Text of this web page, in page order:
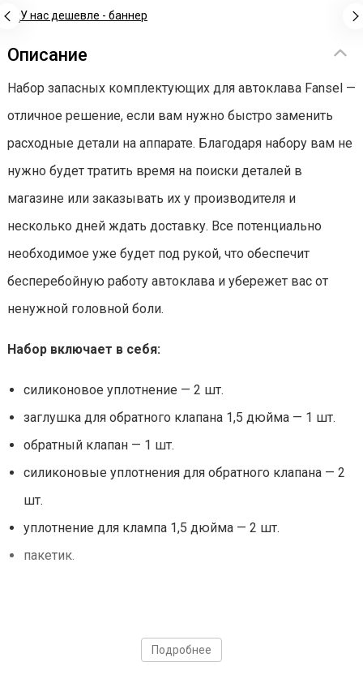
Описание
Набор запасных комплектующих для автоклава Fansel —
отличное решение, если вам нужно быстро заменить
расходные детали на аппарате. Благодаря набору вам не
нужно будет тратить время на поиски деталей в
магазине или заказывать их у производителя и
несколько дней ждать доставку. Все потенциально
необходимое уже будет под рукой, что обеспечит
бесперебойную работу автоклава и убережет вас от
ненужной головной боли.
Набор включает в себя:
силиконовое уплотнение — 2 шт.
заглушка для обратного клапана 1,5 дюйма — 1 шт.
обратный клапан — 1 шт.
силиконовые уплотнения для обратного клапана — 2
шт.
уплотнение для клампа 1,5 дюйма — 2 шт.
пакетик.
Подробнее